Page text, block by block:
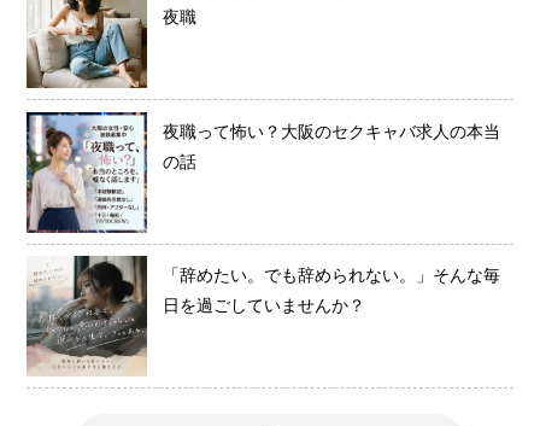
夜職
夜職って怖い？大阪のセクキャバ求人の本当
の話
「辞めたい。でも辞められない。」そんな毎
日を過ごしていませんか？